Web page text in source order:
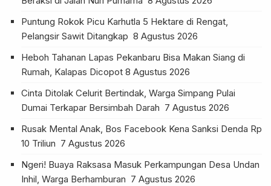
Puntung Rokok Picu Karhutla 5 Hektare di Rengat,
Pelangsir Sawit Ditangkap 8 Agustus 2026
Heboh Tahanan Lapas Pekanbaru Bisa Makan Siang di
Rumah, Kalapas Dicopot 8 Agustus 2026
Cinta Ditolak Celurit Bertindak, Warga Simpang Pulai
Dumai Terkapar Bersimbah Darah 7 Agustus 2026
Rusak Mental Anak, Bos Facebook Kena Sanksi Denda Rp
10 Triliun 7 Agustus 2026
Ngeri! Buaya Raksasa Masuk Perkampungan Desa Undan
Inhil, Warga Berhamburan 7 Agustus 2026